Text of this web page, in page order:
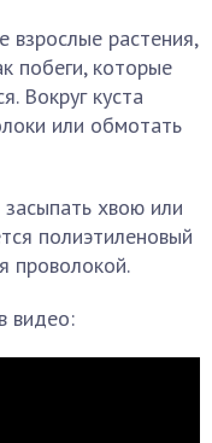
взрослые растения,
побеги, которые
Вокруг куста
или обмотать
хвою или
полиэтиленовый
проволокой.
видео: